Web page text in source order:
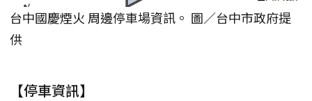
台中國慶煙火 周邊停車場資訊。 圖／台中市政府提
供
【停車資訊】